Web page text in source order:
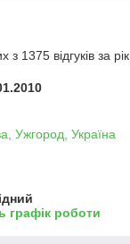
з 1375 відгуків за рік
Ужгород, Україна
графік роботи